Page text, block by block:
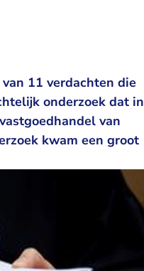
11 verdachten die
onderzoek dat in
van
kwam een groot